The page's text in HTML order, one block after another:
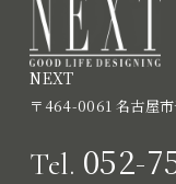
NEXT
〒464-0061 名古屋
Tel. 052-